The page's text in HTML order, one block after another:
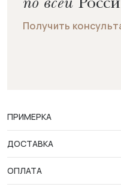
по всей
Получить
ПРИМЕРКА
ДОСТАВКА
ОПЛАТА